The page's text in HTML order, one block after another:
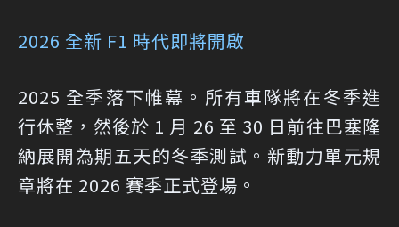
2026 全新 F1 時代即將開啟
2025 全季落下帷幕。所有車隊將在冬季進
行休整，然後於 1 月 26 至 30 日前往巴塞隆
納展開為期五天的冬季測試。新動力單元規
章將在 2026 賽季正式登場。